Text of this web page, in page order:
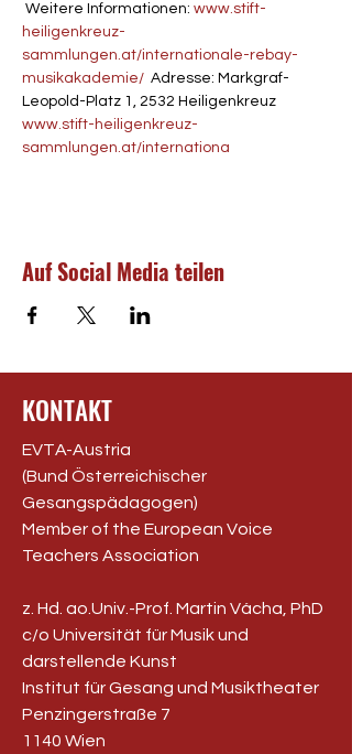
Weitere Informationen: www.stift-
heiligenkreuz-
sammlungen.at/internationale-rebay-
musikakademie/ Adresse: Markgraf-
Leopold-Platz 1, 2532 Heiligenkreuz
www.stift-heiligenkreuz-
sammlungen.at/internationa
Auf Social Media teilen
KONTAKT
EVTA-Austria
(Bund Österreichischer
Gesangspädagogen)
Member of the European Voice
Teachers Association
z. Hd. ao.Univ.-Prof. Martin Vácha, PhD
c/o Universität für Musik und
darstellende Kunst
Institut für Gesang und Musiktheater
Penzingerstraße 7
1140 Wien